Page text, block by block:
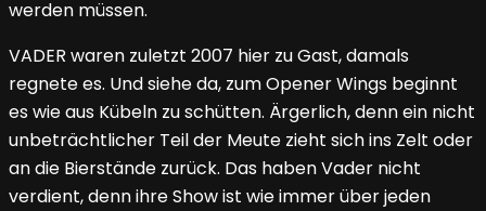
werden müssen.
VADER waren zuletzt 2007 hier zu Gast, damals
regnete es. Und siehe da, zum Opener Wings beginnt
es wie aus Kübeln zu schütten. Ärgerlich, denn ein nicht
unbeträchtlicher Teil der Meute zieht sich ins Zelt oder
an die Bierstände zurück. Das haben Vader nicht
verdient, denn ihre Show ist wie immer über jeden